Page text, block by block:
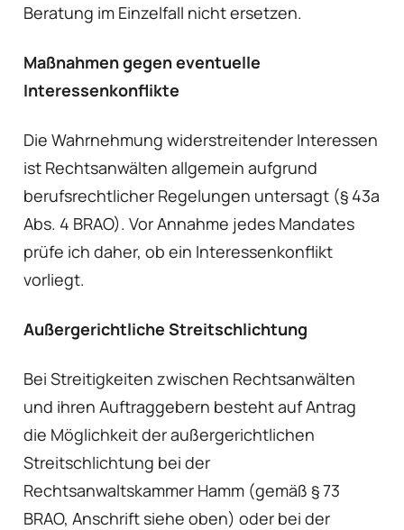
Beratung im Einzelfall nicht ersetzen.
Maßnahmen gegen eventuelle
Interessenkonflikte
Die Wahrnehmung widerstreitender Interessen
ist Rechtsanwälten allgemein aufgrund
berufsrechtlicher Regelungen untersagt (§ 43a
Abs. 4 BRAO). Vor Annahme jedes Mandates
prüfe ich daher, ob ein Interessenkonflikt
vorliegt.
Außergerichtliche Streitschlichtung
Bei Streitigkeiten zwischen Rechtsanwälten
und ihren Auftraggebern besteht auf Antrag
die Möglichkeit der außergerichtlichen
Streitschlichtung bei der
Rechtsanwaltskammer Hamm (gemäß § 73
BRAO, Anschrift siehe oben) oder bei der